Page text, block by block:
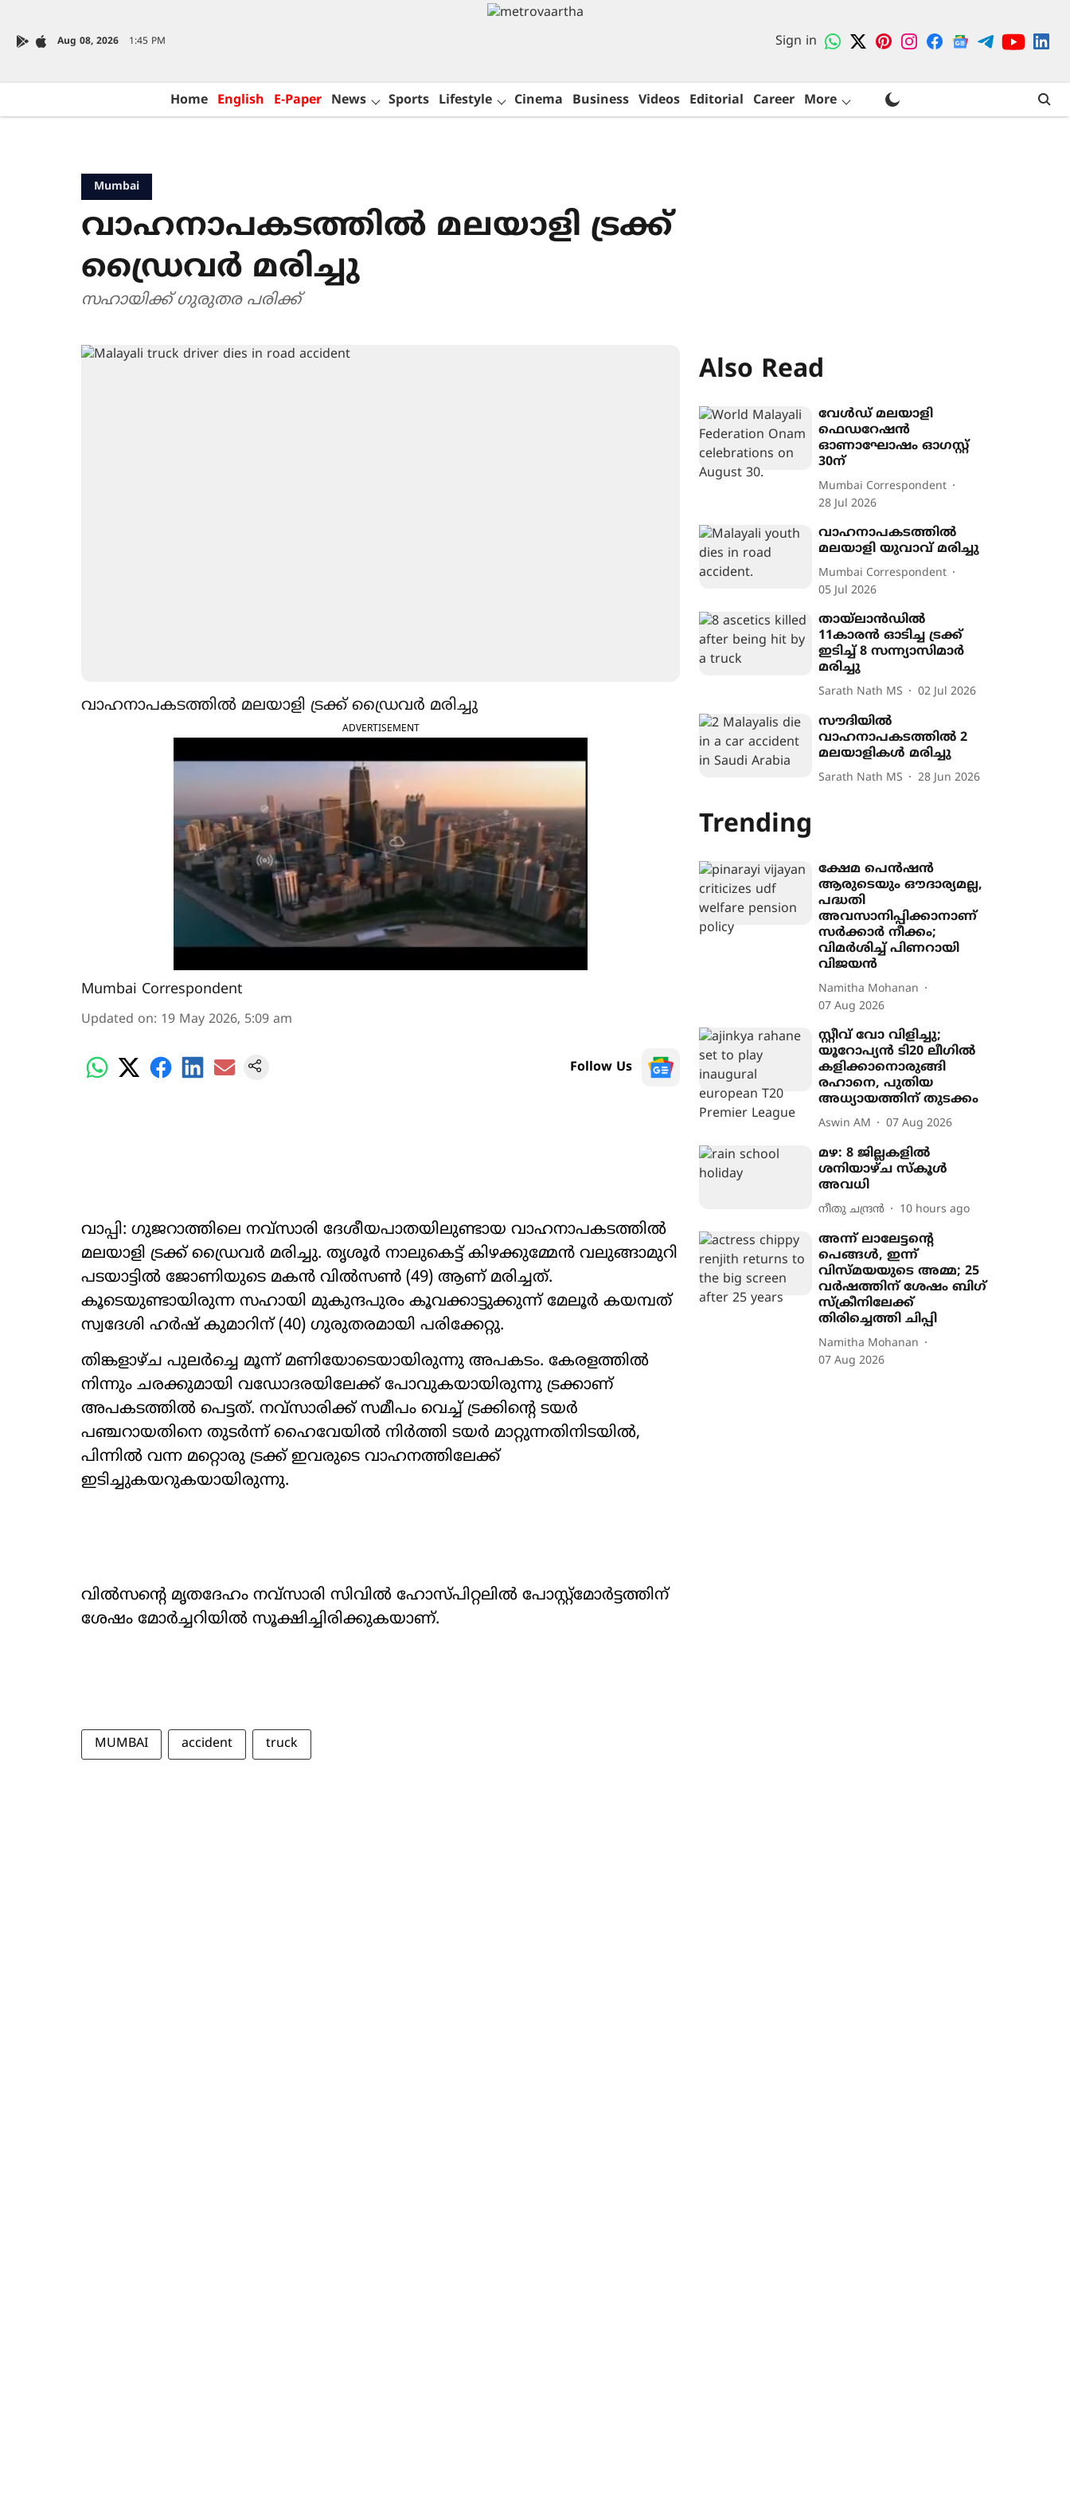
Aug 08, 2026 1:45 PM Sign in
Home English E-Paper News Sports Lifestyle Cinema Business Videos Editorial Career More
Mumbai
വാഹനാപകടത്തില്‍ മലയാളി ട്രക്ക്
ഡ്രൈവര്‍ മരിച്ചു
സഹായിക്ക് ഗുരുതര പരിക്ക്
വാഹനാപകടത്തില്‍ മലയാളി ട്രക്ക് ഡ്രൈവര്‍ മരിച്ചു
ADVERTISEMENT
Mumbai Correspondent
Updated on: 19 May 2026, 5:09 am
Follow Us
വാപ്പി: ഗുജറാത്തിലെ നവ്സാരി ദേശീയപാതയിലുണ്ടായ വാഹനാപകടത്തില്‍
മലയാളി ട്രക്ക് ഡ്രൈവര്‍ മരിച്ചു. തൃശൂര്‍ നാലുകെട്ട് കിഴക്കുമ്മേന്‍ വലുങ്ങാമുറി
പടയാട്ടില്‍ ജോണിയുടെ മകന്‍ വില്‍സണ്‍ (49) ആണ് മരിച്ചത്.
കൂടെയുണ്ടായിരുന്ന സഹായി മുകുന്ദപുരം കൂവക്കാട്ടുക്കുന്ന് മേലൂര്‍ കയമ്പത്
സ്വദേശി ഹര്‍ഷ് കുമാറിന് (40) ഗുരുതരമായി പരിക്കേറ്റു.
തിങ്കളാഴ്ച പുലര്‍ച്ചെ മൂന്ന് മണിയോടെയായിരുന്നു അപകടം. കേരളത്തില്‍
നിന്നും ചരക്കുമായി വഡോദരയിലേക്ക് പോവുകയായിരുന്നു ട്രക്കാണ്
അപകടത്തില്‍ പെട്ടത്. നവ്സാരിക്ക് സമീപം വെച്ച് ട്രക്കിന്റെ ടയര്‍
പഞ്ചറായതിനെ തുടര്‍ന്ന് ഹൈവേയില്‍ നിര്‍ത്തി ടയര്‍ മാറ്റുന്നതിനിടയില്‍,
പിന്നില്‍ വന്ന മറ്റൊരു ട്രക്ക് ഇവരുടെ വാഹനത്തിലേക്ക്
ഇടിച്ചുകയറുകയായിരുന്നു.
വില്‍സന്റെ മൃതദേഹം നവ്സാരി സിവില്‍ ഹോസ്പിറ്റലില്‍ പോസ്റ്റ്മോര്‍ട്ടത്തിന്
ശേഷം മോര്‍ച്ചറിയില്‍ സൂക്ഷിച്ചിരിക്കുകയാണ്.
MUMBAI accident truck
Also Read
വേള്‍ഡ് മലയാളി
ഫെഡറേഷന്‍
ഓണാഘോഷം ഓഗസ്റ്റ്
30ന്
Mumbai Correspondent
28 Jul 2026
വാഹനാപകടത്തില്‍
മലയാളി യുവാവ് മരിച്ചു
Mumbai Correspondent
05 Jul 2026
തായ്‌ലാന്‍ഡില്‍
11കാരന്‍ ഓടിച്ച ട്രക്ക്
ഇടിച്ച് 8 സന്ന്യാസിമാര്‍
മരിച്ചു
Sarath Nath MS 02 Jul 2026
സൗദിയില്‍
വാഹനാപകടത്തില്‍ 2
മലയാളികള്‍ മരിച്ചു
Sarath Nath MS 28 Jun 2026
Trending
ക്ഷേമ പെൻഷൻ
ആരുടെയും ഔദാര്യമല്ല,
പദ്ധതി
അവസാനിപ്പിക്കാനാണ്
സർക്കാർ നീക്കം;
വിമർശിച്ച് പിണറായി
വിജയൻ
Namitha Mohanan
07 Aug 2026
സ്റ്റീവ് വോ വിളിച്ചു;
യൂറോപ‍്യൻ ടി20 ലീഗിൽ
കളിക്കാനൊരുങ്ങി
രഹാനെ, പുതിയ
അധ‍്യായത്തിന് തുടക്കം
Aswin AM 07 Aug 2026
മഴ: 8 ജില്ലകളിൽ
ശനിയാഴ്ച സ്കൂൾ
അവധി
നീതു ചന്ദ്രൻ 10 hours ago
അന്ന് ലാലേട്ടന്‍റെ
പെങ്ങൾ, ഇന്ന്
വിസ്മയയുടെ അമ്മ; 25
വർഷത്തിന് ശേഷം ബിഗ്
സ്ക്രീനിലേക്ക്
തിരിച്ചെത്തി ചിപ്പി
Namitha Mohanan
07 Aug 2026